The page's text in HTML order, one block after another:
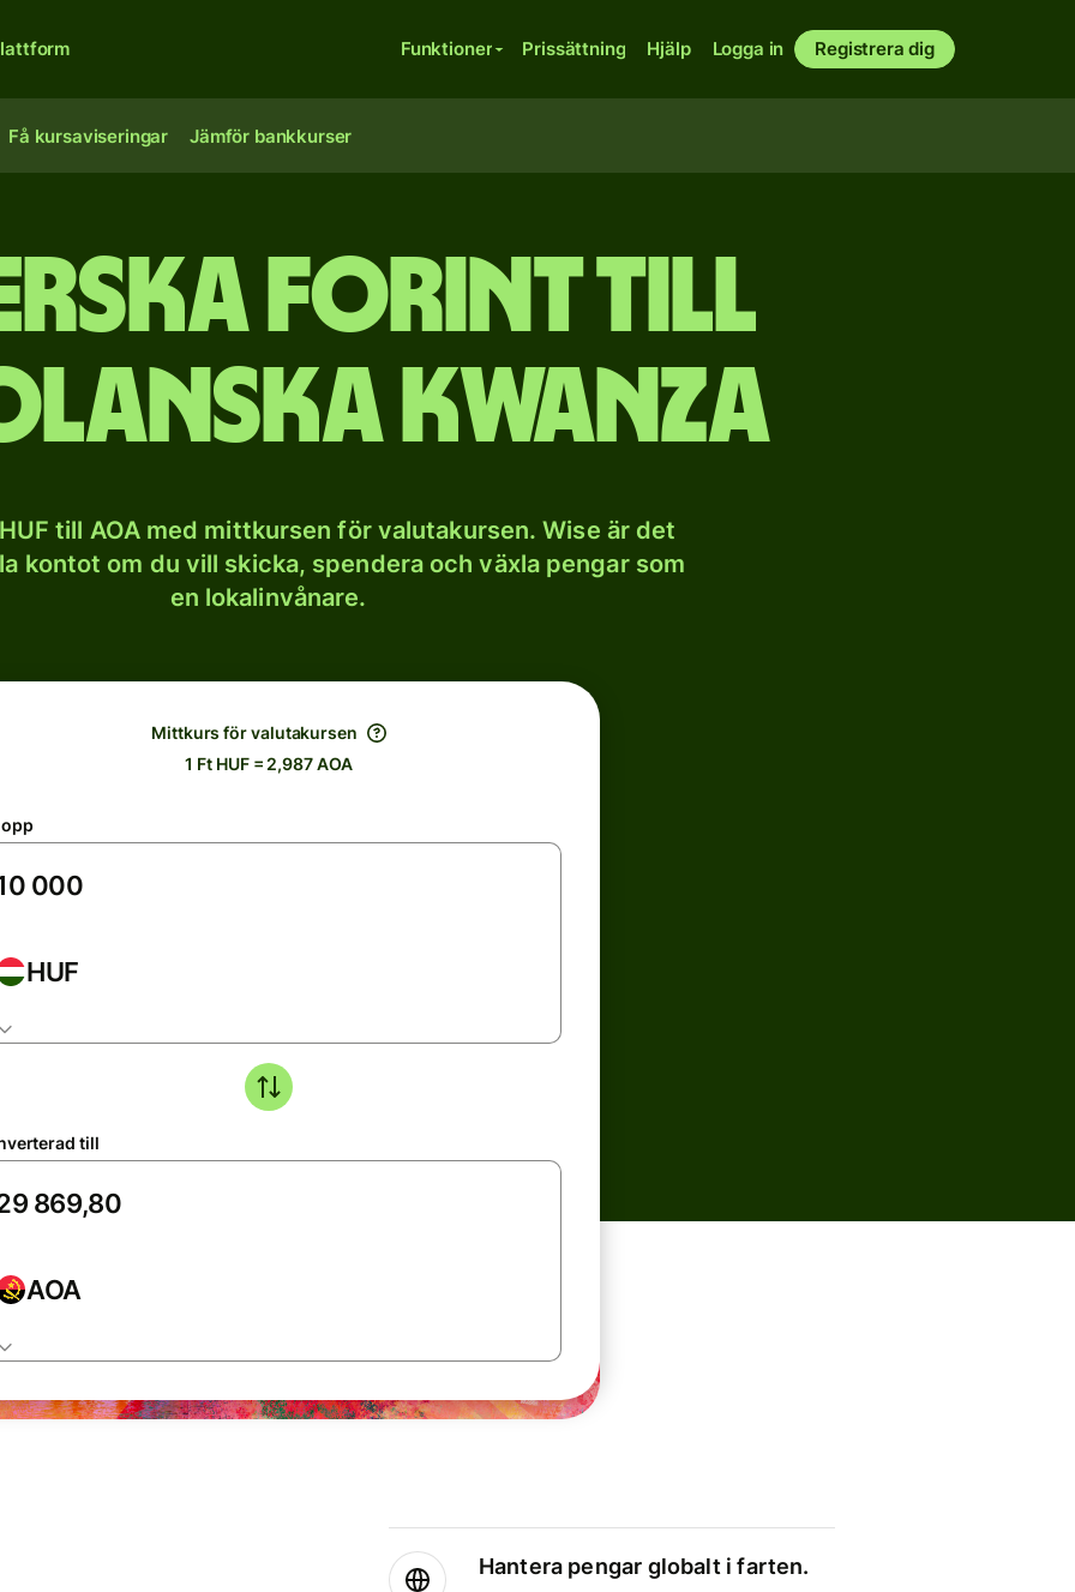
Funktioner Prissättning Hjälp Logga in Registrera dig
Få kursaviseringar Jämför bankkurser
forint till
kwanza
till AOA med mittkursen för valutakursen. Wise är det
kontot om du vill skicka, spendera och växla pengar som
en lokalinvånare.
Mittkurs för valutakursen
1 Ft HUF = 2,987 AOA
HUF
till
AOA
Hantera pengar globalt i farten.